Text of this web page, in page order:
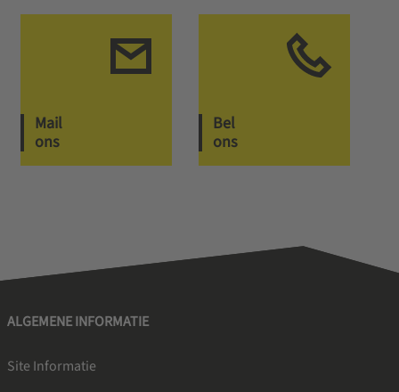
Mail
ons
Bel
ons
ALGEMENE INFORMATIE
Site Informatie